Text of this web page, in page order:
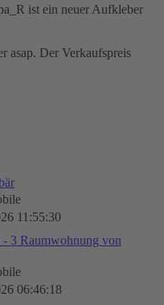
ist ein neuer Aufkleber
asap. Der Verkaufspreis
11:55:30
3 Raumwohnung von
06:46:18